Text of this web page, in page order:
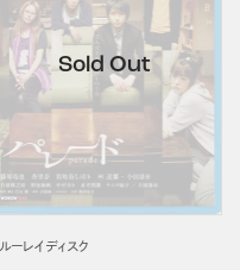
ーレイディスク